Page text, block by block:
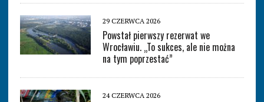
29 CZERWCA 2026
Powstał pierwszy rezerwat we
Wrocławiu. „To sukces, ale nie można
na tym poprzestać”
24 CZERWCA 2026